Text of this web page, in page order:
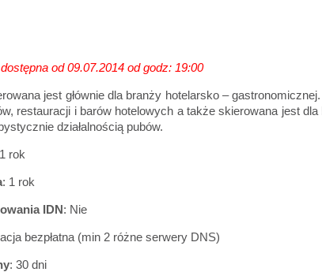
od 09.07.2014 od godz: 19:00
jest głównie dla branży hotelarsko –
restauracji i barów hotelowych a także skierowana jest
działalnością pubów.
rok
: 1 rok
IDN: Nie
bezpłatna (min 2 różne serwery DNS)
: 30 dni